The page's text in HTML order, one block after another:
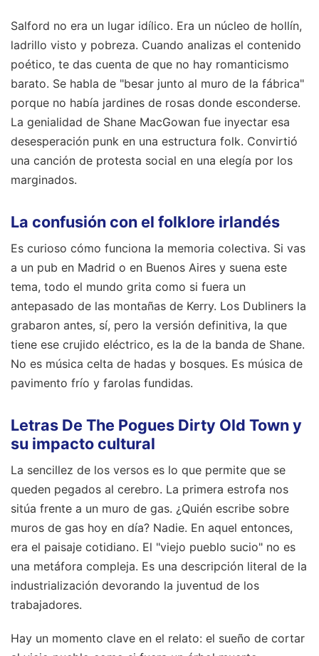
Salford no era un lugar idílico. Era un núcleo de hollín,
ladrillo visto y pobreza. Cuando analizas el contenido
poético, te das cuenta de que no hay romanticismo
barato. Se habla de "besar junto al muro de la fábrica"
porque no había jardines de rosas donde esconderse.
La genialidad de Shane MacGowan fue inyectar esa
desesperación punk en una estructura folk. Convirtió
una canción de protesta social en una elegía por los
marginados.
La confusión con el folklore irlandés
Es curioso cómo funciona la memoria colectiva. Si vas
a un pub en Madrid o en Buenos Aires y suena este
tema, todo el mundo grita como si fuera un
antepasado de las montañas de Kerry. Los Dubliners la
grabaron antes, sí, pero la versión definitiva, la que
tiene ese crujido eléctrico, es la de la banda de Shane.
No es música celta de hadas y bosques. Es música de
pavimento frío y farolas fundidas.
Letras De The Pogues Dirty Old Town y
su impacto cultural
La sencillez de los versos es lo que permite que se
queden pegados al cerebro. La primera estrofa nos
sitúa frente a un muro de gas. ¿Quién escribe sobre
muros de gas hoy en día? Nadie. En aquel entonces,
era el paisaje cotidiano. El "viejo pueblo sucio" no es
una metáfora compleja. Es una descripción literal de la
industrialización devorando la juventud de los
trabajadores.
Hay un momento clave en el relato: el sueño de cortar